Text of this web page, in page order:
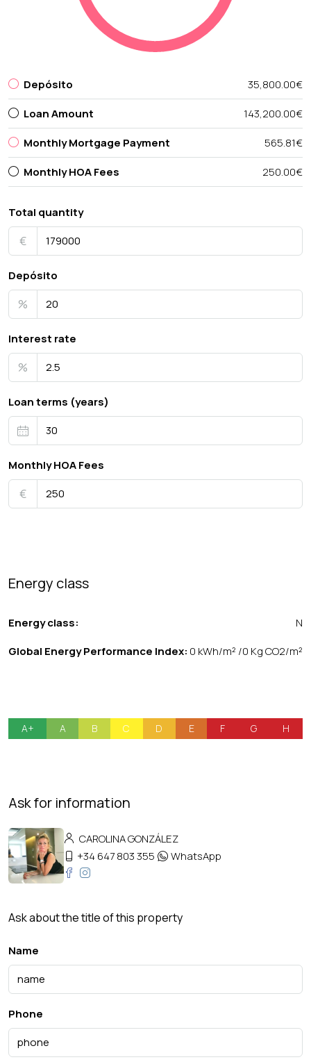
Depósito
35,800.00€
Loan Amount
143,200.00€
Monthly Mortgage Payment
565.81€
Monthly HOA Fees
250.00€
Total quantity
€
Depósito
%
Interest rate
%
Loan terms (years)
Monthly HOA Fees
€
Energy class
Energy class:
N
Global Energy Performance Index: 0 kWh/m² /0 Kg CO2/m²
A+ A B C D E F G H
Ask for information
CAROLINA GONZÁLEZ
+34 647 803 355
WhatsApp
Ask about the title of this property
Name
Phone